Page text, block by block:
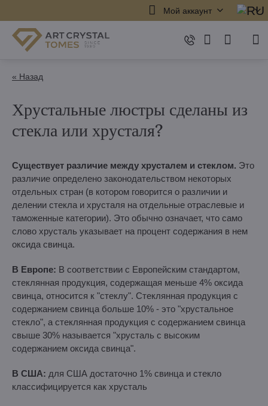
Мой аккаунт
« Назад
Хрустальные люстры сделаны из
стекла или хрусталя?
Существует различие между хрусталем и стеклом. Это
различие определено законодательством некоторых
отдельных стран (в котором говорится о различии и
делении стекла и хрусталя на отдельные отраслевые и
таможенные категории). Это обычно означает, что само
слово хрусталь указывает на процент содержания в нем
оксида свинца.
В Европе: В соответствии с Европейским стандартом,
стеклянная продукция, содержащая меньше 4% оксида
свинца, относится к "стеклу". Стеклянная продукция с
содержанием свинца больше 10% - это "хрустальное
стекло", а стеклянная продукция с содержанием свинца
свыше 30% называется "хрусталь с высоким
содержанием оксида свинца".
В США: для США достаточно 1% свинца и стекло
классифицируется как хрусталь